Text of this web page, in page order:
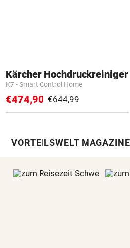
Kärcher Hochdruckreiniger
K7 - Smart Control Home
€474,90 €644,99
VORTEILSWELT MAGAZINE